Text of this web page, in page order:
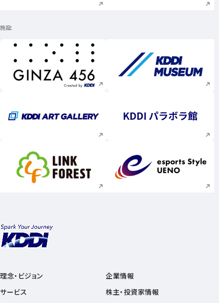
施設
新規ウィンドウで開く 新規ウィンドウで
新規ウィンドウで開く 新規ウィンドウで
新規ウィンドウで開く 新規ウィンドウで
理念・ビジョン
サービス
企業情報
株主・投資家情報